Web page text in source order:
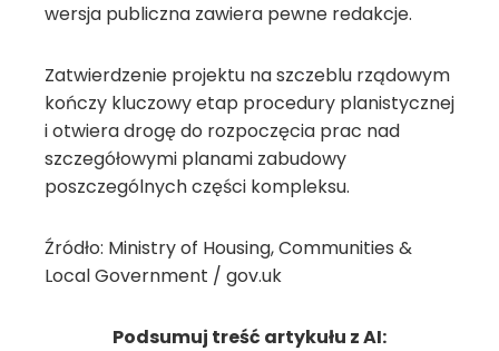
wersja publiczna zawiera pewne redakcje.
Zatwierdzenie projektu na szczeblu rządowym
kończy kluczowy etap procedury planistycznej
i otwiera drogę do rozpoczęcia prac nad
szczegółowymi planami zabudowy
poszczególnych części kompleksu.
Źródło: Ministry of Housing, Communities &
Local Government / gov.uk
Podsumuj treść artykułu z AI: